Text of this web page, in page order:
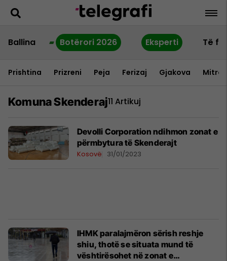
Ballina Botërori 2026 Eksperti Të
Prishtina Prizreni Peja Ferizaj Gjakova
Komuna Skenderaj11 Artikuj
Devolli Corporation ndihmon zonat e
përmbytura të Skenderajt
Kosovë 31/01/2023
IHMK paralajmëron sërish reshje
shiu, thotë se situata mund të
vështirësohet në zonat e